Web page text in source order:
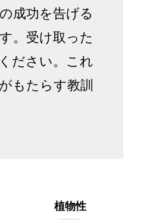
成功を告げる
。受け取った
ださい。これ
もたらす教訓
植物性